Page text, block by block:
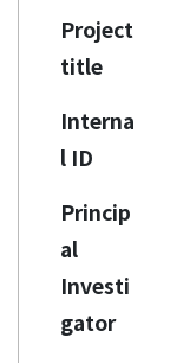
Project
title
Interna
l ID
Princip
al
Investi
gator